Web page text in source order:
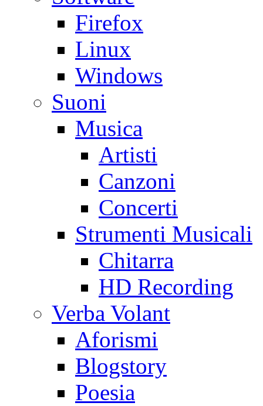
Firefox
Linux
Windows
Suoni
Musica
Artisti
Canzoni
Concerti
Strumenti Musicali
Chitarra
HD Recording
Verba Volant
Aforismi
Blogstory
Poesia